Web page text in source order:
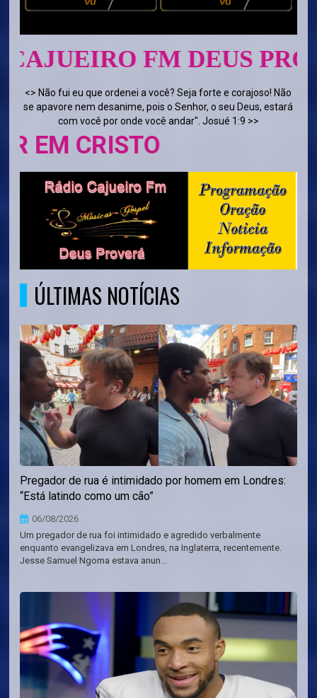
FM DEUS PROVERÁ
<> Não fui eu que ordenei a você? Seja forte e corajoso! Não
se apavore nem desanime, pois o Senhor, o seu Deus, estará
com você por onde você andar". Josué 1:9 >>
CRISTO
ÚLTIMAS NOTÍCIAS
Pregador de rua é intimidado por homem em Londres:
“Está latindo como um cão”
06/08/2026
Um pregador de rua foi intimidado e agredido verbalmente
enquanto evangelizava em Londres, na Inglaterra, recentemente.
Jesse Samuel Ngoma estava anun...